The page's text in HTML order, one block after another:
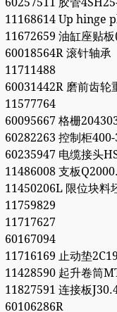
11168614 Up hinge
11672659 油缸座贴
60018564R 滚针轴
11711488
60031442R 磨前齿轮
11577764
60095667 格栅
60282263 控制柜
60235947 电缆接头
11486008 支板
11450206L 限位块料
11759829
11717627
60167094
11716169 止动垫
11428590 起升卷筒
11827591 连接板
60106286R